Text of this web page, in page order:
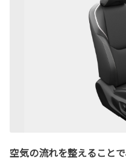
空気の流れを整えること